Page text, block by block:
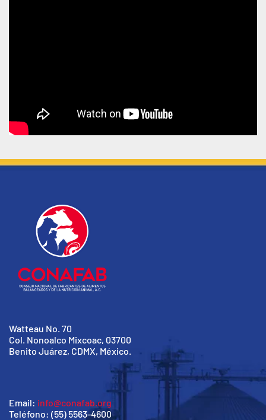
Watteau No. 70
Col. Nonoalco Mixcoac, 03700
Benito Juárez, CDMX, México.
Email: info@conafab.org
Teléfono: (55) 5563-4600